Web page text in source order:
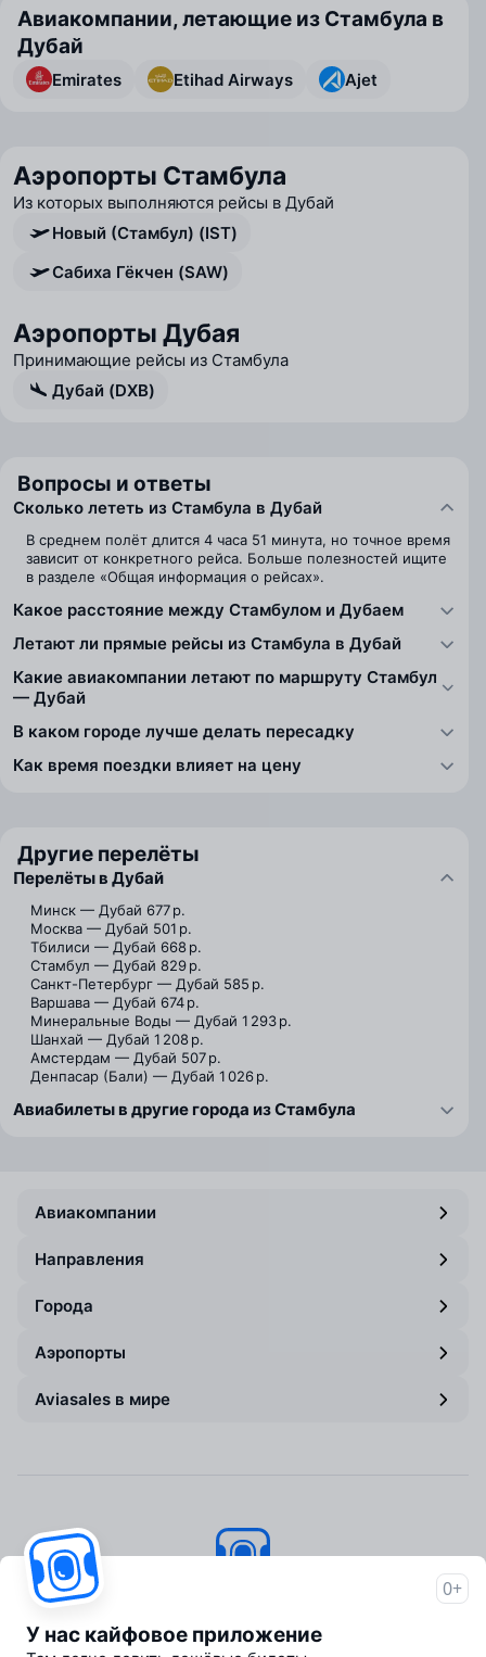
Авиакомпании, летающие из Стамбула в
Дубай
Emirates Etihad Airways Ajet
Аэропорты Стамбула
Из которых выполняются рейсы в Дубай
Новый (Стамбул) (IST)
Сабиха Гёкчен (SAW)
Аэропорты Дубая
Принимающие рейсы из Стамбула
Дубай (DXB)
Вопросы и ответы
Сколько лететь из Стамбула в Дубай
В среднем полёт длится 4 часа 51 минута, но точное время
зависит от конкретного рейса. Больше полезностей ищите
в разделе «Общая информация о рейсах».
Какое расстояние между Стамбулом и Дубаем
Летают ли прямые рейсы из Стамбула в Дубай
Какие авиакомпании летают по маршруту Стамбул
— Дубай
В каком городе лучше делать пересадку
Как время поездки влияет на цену
Другие перелёты
Перелёты в Дубай
Минск — Дубай 677 р.
Москва — Дубай 501 р.
Тбилиси — Дубай 668 р.
Стамбул — Дубай 829 р.
Санкт-Петербург — Дубай 585 р.
Варшава — Дубай 674 р.
Минеральные Воды — Дубай 1 293 р.
Шанхай — Дубай 1 208 р.
Амстердам — Дубай 507 р.
Денпасар (Бали) — Дубай 1 026 р.
Авиабилеты в другие города из Стамбула
Авиакомпании
Направления
Города
Аэропорты
Aviasales в мире
Об Авиасейлс
0+
У нас кайфовое приложение